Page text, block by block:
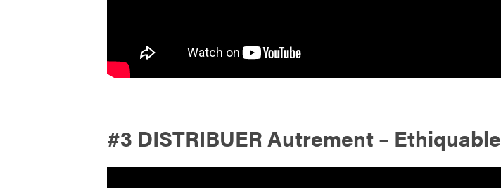
#3 DISTRIBUER Autrement – Ethiquable